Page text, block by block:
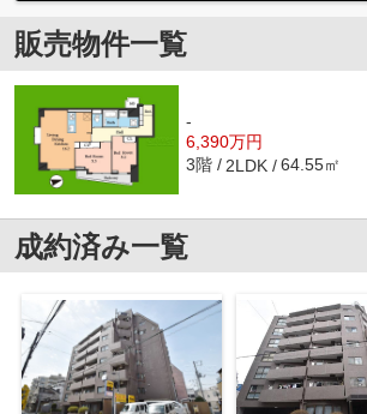
販売物件一覧
-
6,390万円
3階 2LDK 64.55㎡
成約済み一覧